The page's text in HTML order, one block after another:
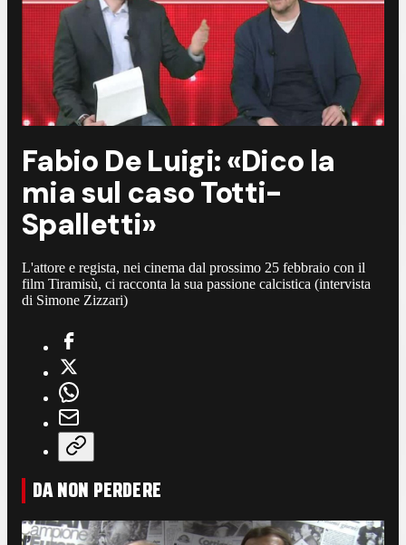
Fabio De Luigi: «Dico la
mia sul caso Totti-
Spalletti»
L'attore e regista, nei cinema dal prossimo 25 febbraio con il
film Tiramisù, ci racconta la sua passione calcistica (intervista
di Simone Zizzari)
DA NON PERDERE